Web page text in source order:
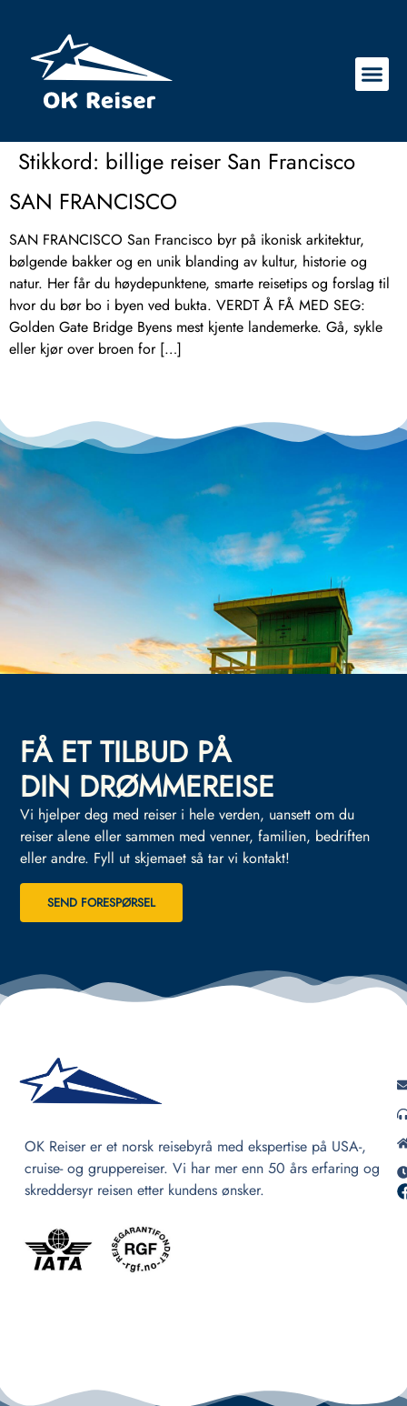
Stikkord: billige reiser San Francisco
SAN FRANCISCO
SAN FRANCISCO San Francisco byr på ikonisk arkitektur,
bølgende bakker og en unik blanding av kultur, historie og
natur. Her får du høydepunktene, smarte reisetips og forslag til
hvor du bør bo i byen ved bukta. VERDT Å FÅ MED SEG:
Golden Gate Bridge Byens mest kjente landemerke. Gå, sykle
eller kjør over broen for […]
FÅ ET TILBUD PÅ
DIN DRØMMEREISE
Vi hjelper deg med reiser i hele verden, uansett om du
reiser alene eller sammen med venner, familien, bedriften
eller andre. Fyll ut skjemaet så tar vi kontakt!
SEND FORESPØRSEL
OK Reiser er et norsk reisebyrå med ekspertise på USA-,
cruise- og gruppereiser. Vi har mer enn 50 års erfaring og
skreddersyr reisen etter kundens ønsker.